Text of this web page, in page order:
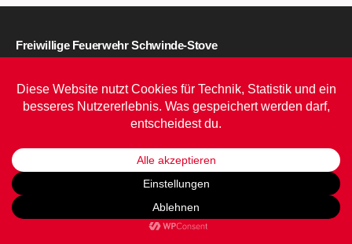
Freiwillige Feuerwehr Schwinde-Stove
info@ffschwinde-stove.de
Datenschutz•Barrierefreiheit